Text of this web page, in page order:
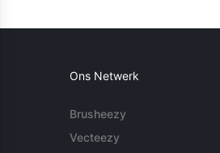
Ons Netwerk
Brusheezy
Vecteezy